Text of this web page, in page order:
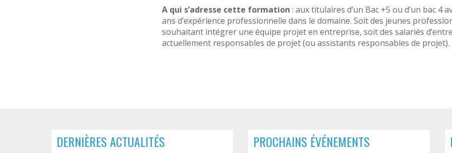
A qui s’adresse cette formation: aux titulaires d’un Bac +5 ou d’un bac 4
ans d’expérience professionnelle dans le domaine. Soit des jeunes
souhaitant intégrer une équipe projet en entreprise, soit des salariés
actuellement responsables de projet (ou assistants responsables de projet).
DERNIÈRES ACTUALITÉS PROCHAINS ÉVÉNEMENTS